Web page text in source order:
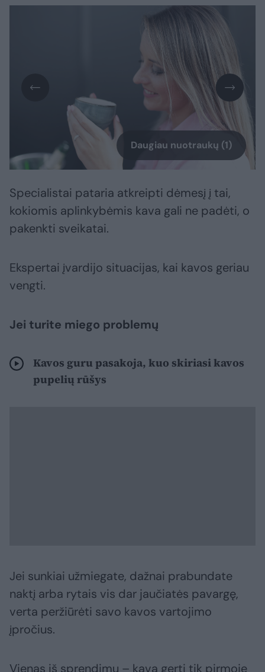
Daugiau nuotraukų (1)
Specialistai pataria atkreipti dėmesį į tai,
kokiomis aplinkybėmis kava gali ne padėti, o
pakenkti sveikatai.
Ekspertai įvardijo situacijas, kai kavos geriau
vengti.
Jei turite miego problemų
Kavos guru pasakoja, kuo skiriasi kavos
pupelių rūšys
Jei sunkiai užmiegate, dažnai prabundate
naktį arba rytais vis dar jaučiatės pavargę,
verta peržiūrėti savo kavos vartojimo
įpročius.
Vienas iš sprendimų – kavą gerti tik pirmoje